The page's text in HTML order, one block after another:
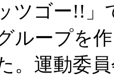
ツゴー!!
ループを
。運動委